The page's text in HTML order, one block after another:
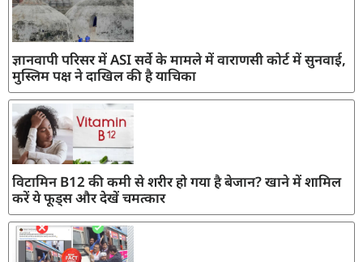
ज्ञानवापी परिसर में ASI सर्वे के मामले में वाराणसी कोर्ट में सुनवाई,
मुस्लिम पक्ष ने दाखिल की है याचिका
विटामिन B12 की कमी से शरीर हो गया है बेजान? खाने में शामिल
करें ये फूड्स और देखें चमत्कार